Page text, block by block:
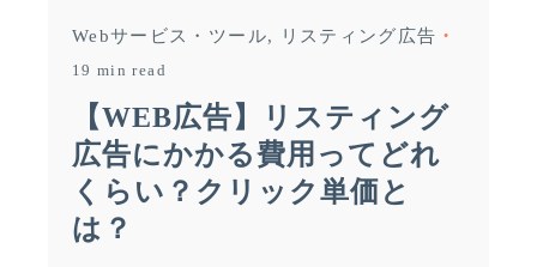
Webサービス・ツール リスティング広告
19 min read
【WEB広告】リスティング
広告にかかる費用ってどれ
くらい？クリック単価と
は？